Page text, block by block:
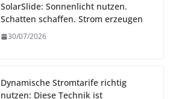
SolarSlide: Sonnenlicht nutzen.
Schatten schaffen. Strom erzeugen
30/07/2026
Dynamische Stromtarife richtig
nutzen: Diese Technik ist